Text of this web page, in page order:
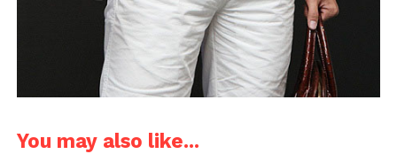
You may also like...